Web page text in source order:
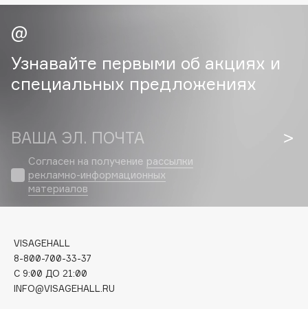
Cadence
Capelli Dorati
Carbon Theory
Carmex
Celimax
Cettua
Chupa Chups
Clarette
Clinique
Clive Christian
Club De Nuit
Узнавайте первыми об акциях и
специальных предложениях
ВАША ЭЛ. ПОЧТА
Согласен на получение рассылки
рекламно-информационных
материалов
VISAGEHALL
8-800-700-33-37
C 9:00 ДО 21:00
INFO@VISAGEHALL.RU